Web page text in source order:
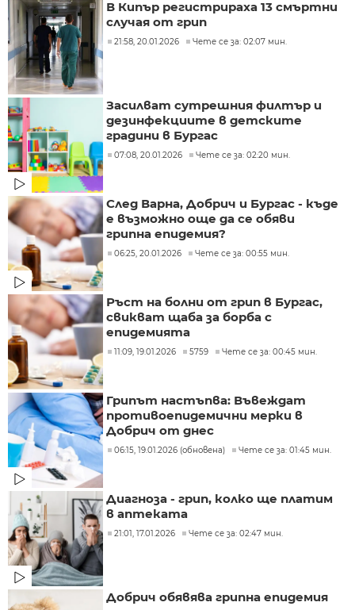
В Кипър регистрираха 13 смъртни
случая от грип
21:58, 20.01.2026 Чете се за: 02:07 мин.
Засилват сутрешния филтър и
дезинфекциите в детските
градини в Бургас
07:08, 20.01.2026 Чете се за: 02:20 мин.
След Варна, Добрич и Бургас - къде
е възможно още да се обяви
грипна епидемия?
06:25, 20.01.2026 Чете се за: 00:55 мин.
Ръст на болни от грип в Бургас,
свикват щаба за борба с
епидемията
11:09, 19.01.2026 5759 Чете се за: 00:45 мин.
Грипът настъпва: Въвеждат
противоепидемични мерки в
Добрич от днес
06:15, 19.01.2026 (обновена) Чете се за: 01:45 мин.
Диагноза - грип, колко ще платим
в аптеката
21:01, 17.01.2026 Чете се за: 02:47 мин.
Добрич обявява грипна епидемия